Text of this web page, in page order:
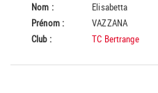
Nom :
Elisabetta
Prénom :
VAZZANA
Club :
TC Bertrange